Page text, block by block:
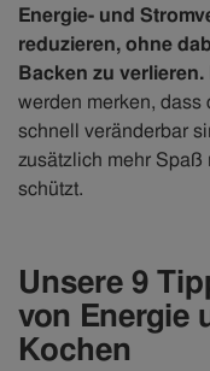
Energie- und
reduzieren, ohne
Backen zu verlieren.
werden merken, dass
schnell veränderbar
zusätzlich mehr
schützt.
Unsere 9
von Energie
Kochen